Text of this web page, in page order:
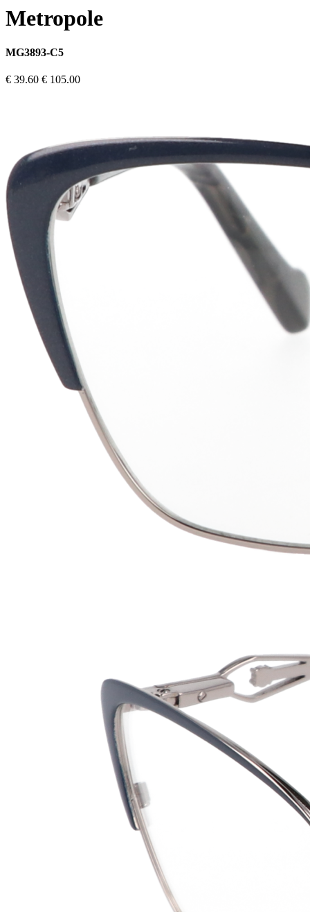
Metropole
MG3893-C5
€ 39.60 € 105.00